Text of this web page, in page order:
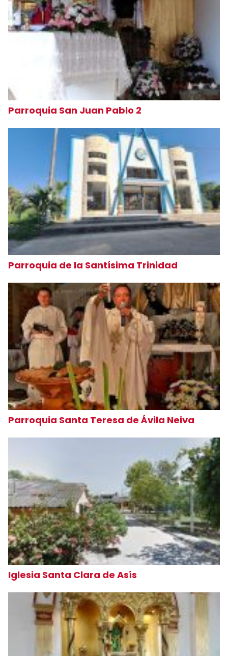
Parroquia San Juan Pablo 2
Parroquia de la Santísima Trinidad
Parroquia Santa Teresa de Ávila Neiva
Iglesia Santa Clara de Asís